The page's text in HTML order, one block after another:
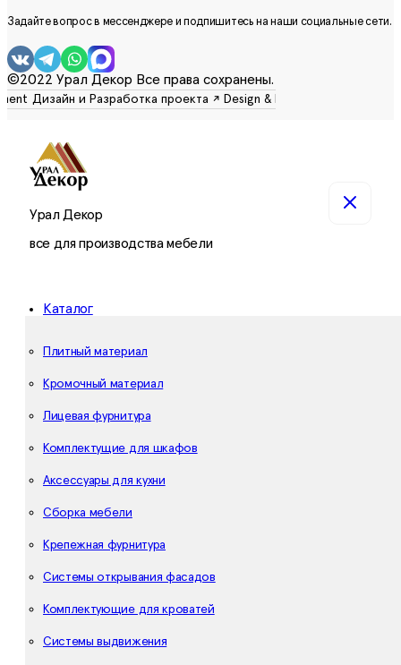
Задайте вопрос в мессенджере и подпишитесь на наши социальные сети.
©2022 Урал Декор Все права сохранены.
Урал Декор
все для производства мебели
Каталог
Плитный материал
Кромочный материал
Лицевая фурнитура
Комплектущие для шкафов
Аксессуары для кухни
Сборка мебели
Крепежная фурнитура
Системы открывания фасадов
Комплектующие для кроватей
Системы выдвижения